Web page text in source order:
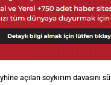
açılan soykırım davasını